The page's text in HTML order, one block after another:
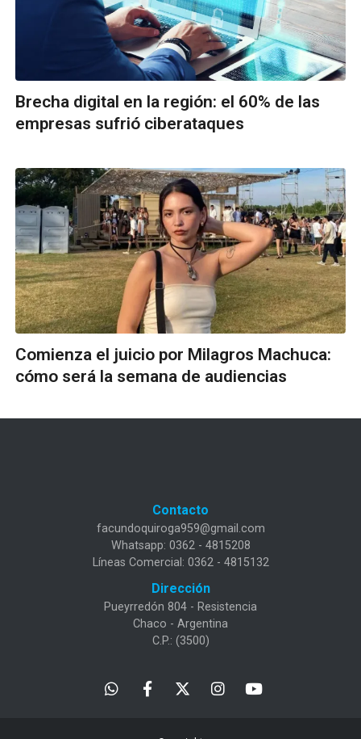
Brecha digital en la región: el 60% de las
empresas sufrió ciberataques
Comienza el juicio por Milagros Machuca:
cómo será la semana de audiencias
Contacto
facundoquiroga959@gmail.com
Whatsapp: 0362 - 4815208
Líneas Comercial: 0362 - 4815132
Dirección
Pueyrredón 804 - Resistencia
Chaco - Argentina
C.P.: (3500)